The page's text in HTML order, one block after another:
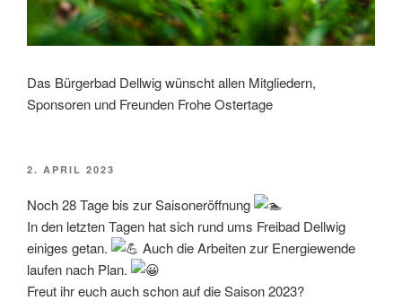
Das Bürgerbad Dellwig wünscht allen Mitgliedern,
Sponsoren und Freunden Frohe Ostertage
VERÖFFENTLICHT
2. APRIL 2023
Noch 28 Tage bis zur Saisoneröffnung
In den letzten Tagen hat sich rund ums Freibad Dellwig
einiges getan.
Auch die Arbeiten zur Energiewende
laufen nach Plan.
Freut ihr euch auch schon auf die Saison 2023?